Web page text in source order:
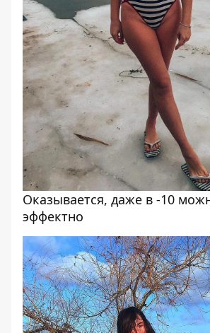
Оказывается, даже в -10
эффектно